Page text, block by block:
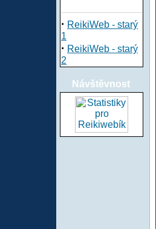
· ReikiWeb - starý
1
· ReikiWeb - starý
2
Návštěvnost